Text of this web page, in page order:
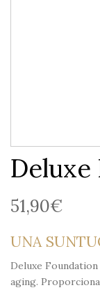
Deluxe
51,90€
UNA
Deluxe
aging.